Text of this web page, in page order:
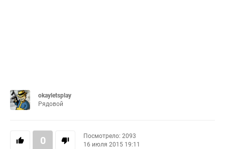
okayletsplay
Рядовой
0
Посмотрело: 2093
16 июля 2015 19:11